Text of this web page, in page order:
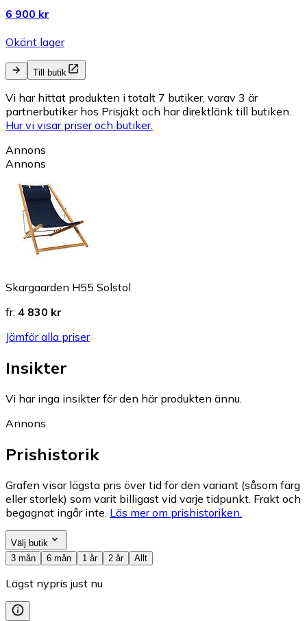
6 900 kr
Okänt lager
Till butik
Vi har hittat produkten i totalt 7 butiker, varav 3 är
partnerbutiker hos Prisjakt och har direktlänk till butiken.
Hur vi visar priser och butiker.
Annons
Annons
Skargaarden H55 Solstol
fr. 4 830 kr
Jämför alla priser
Insikter
Vi har inga insikter för den här produkten ännu.
Annons
Prishistorik
Grafen visar lägsta pris över tid för den variant (såsom färg
eller storlek) som varit billigast vid varje tidpunkt. Frakt och
begagnat ingår inte. Läs mer om prishistoriken.
Välj butik
3 mån
6 mån 1 år 2 år Allt
Lägst nypris just nu